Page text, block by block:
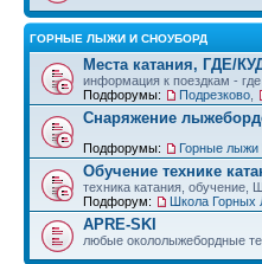
ГОРНЫЕ ЛЫЖИ И СНОУБОРД
Места катания, ГДЕ/
информация к поездкам -
Подфорумы:
Подрезково
Снаряжение
Подфорумы: Горные лыжи
Обучение технике
техника катания, обучение,
Подфорум:
Школа Горных
APRE-SKI
любые окололыжебордные